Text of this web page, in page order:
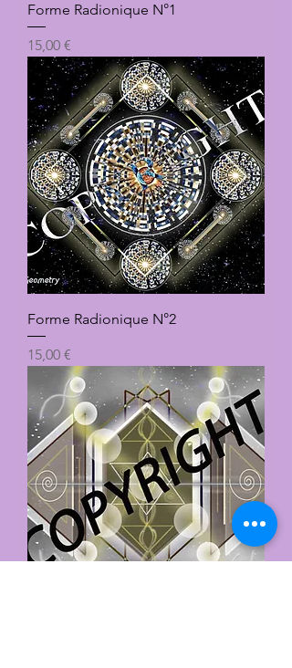
Forme Radionique N°1
Prix
15,00 €
Forme Radionique N°2
Prix
15,00 €